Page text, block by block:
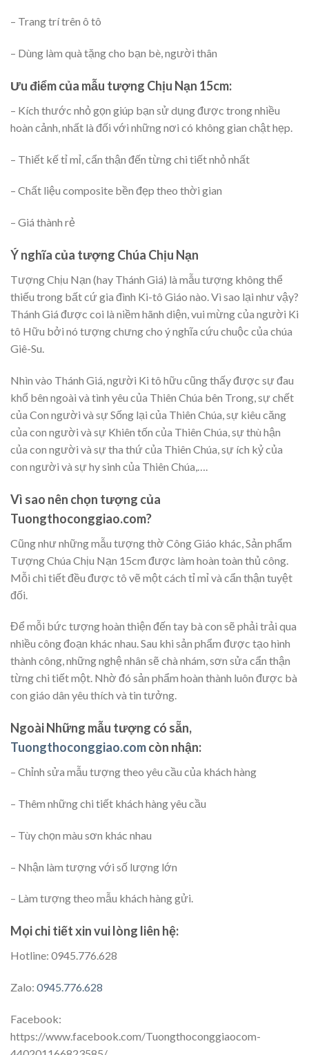
– Trang trí trên ô tô
– Dùng làm quà tặng cho bạn bè, người thân
Ưu điểm của mẫu tượng Chịu Nạn 15cm:
– Kích thước nhỏ gọn giúp bạn sử dụng được trong nhiều
hoàn cảnh, nhất là đối với những nơi có không gian chật hẹp.
– Thiết kế tỉ mỉ, cẩn thận đến từng chi tiết nhỏ nhất
– Chất liệu composite bền đẹp theo thời gian
– Giá thành rẻ
Ý nghĩa của tượng Chúa Chịu Nạn
Tượng Chịu Nạn (hay Thánh Giá) là mẫu tượng không thể
thiếu trong bất cứ gia đình Ki-tô Giáo nào. Vì sao lại như vậy?
Thánh Giá được coi là niềm hãnh diện, vui mừng của người Ki
tô Hữu bởi nó tượng chưng cho ý nghĩa cứu chuộc của chúa
Giê-Su.
Nhìn vào Thánh Giá, người Ki tô hữu cũng thấy được sự đau
khổ bên ngoài và tình yêu của Thiên Chúa bên Trong, sự chết
của Con người và sự Sống lại của Thiên Chúa, sự kiêu căng
của con người và sự Khiên tốn của Thiên Chúa, sự thù hận
của con người và sự tha thứ của Thiên Chúa, sự ích kỷ của
con người và sự hy sinh của Thiên Chúa,….
Vì sao nên chọn tượng của
Tuongthoconggiao.com?
Cũng như những mẫu tượng thờ Công Giáo khác, Sản phẩm
Tượng Chúa Chịu Nạn 15cm được làm hoàn toàn thủ công.
Mỗi chi tiết đều được tô vẽ một cách tỉ mỉ và cẩn thận tuyệt
đối.
Để mỗi bức tượng hoàn thiện đến tay bà con sẽ phải trải qua
nhiều công đoạn khác nhau. Sau khi sản phẩm được tạo hình
thành công, những nghệ nhân sẽ chà nhám, sơn sửa cẩn thận
từng chi tiết một. Nhờ đó sản phẩm hoàn thành luôn được bà
con giáo dân yêu thích và tin tưởng.
Ngoài Những mẫu tượng có sẵn,
Tuongthoconggiao.comcòn nhận:
– Chỉnh sửa mẫu tượng theo yêu cầu của khách hàng
– Thêm những chi tiết khách hàng yêu cầu
– Tùy chọn màu sơn khác nhau
– Nhận làm tượng với số lượng lớn
– Làm tượng theo mẫu khách hàng gửi.
Mọi chi tiết xin vui lòng liên hệ:
Hotline: 0945.776.628
Zalo: 0945.776.628
Facebook:
https://www.facebook.com/Tuongthoconggiaocom-